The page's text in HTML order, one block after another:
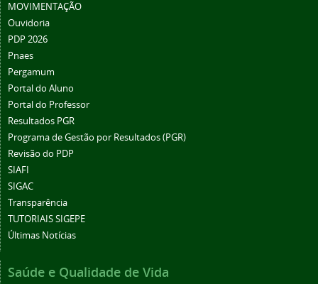
MOVIMENTAÇÃO
Ouvidoria
PDP 2026
Pnaes
Pergamum
Portal do Aluno
Portal do Professor
Resultados PGR
Programa de Gestão por Resultados (PGR)
Revisão do PDP
SIAFI
SIGAC
Transparência
TUTORIAIS SIGEPE
Últimas Notícias
Saúde e Qualidade de Vida